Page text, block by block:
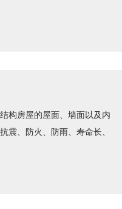
构房屋的屋面、墙面以及内
震、防火、防雨、寿命长、